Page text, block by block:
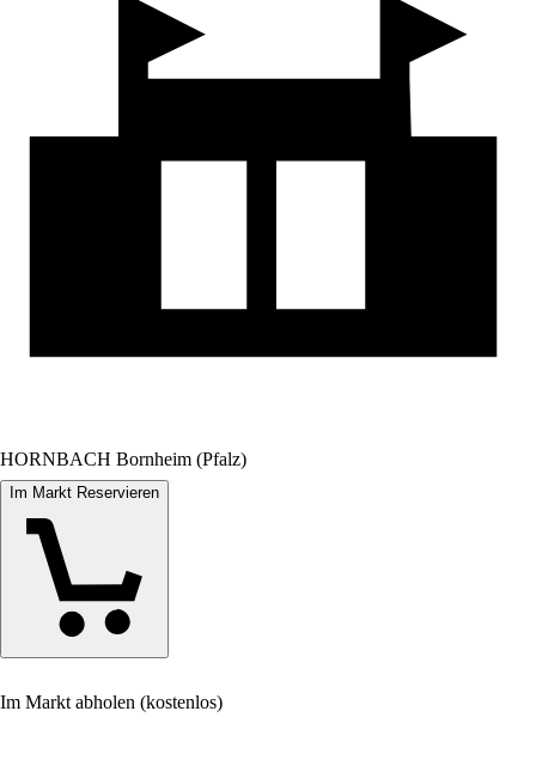
HORNBACH Bornheim (Pfalz)
Im Markt Reservieren
Im Markt abholen (kostenlos)